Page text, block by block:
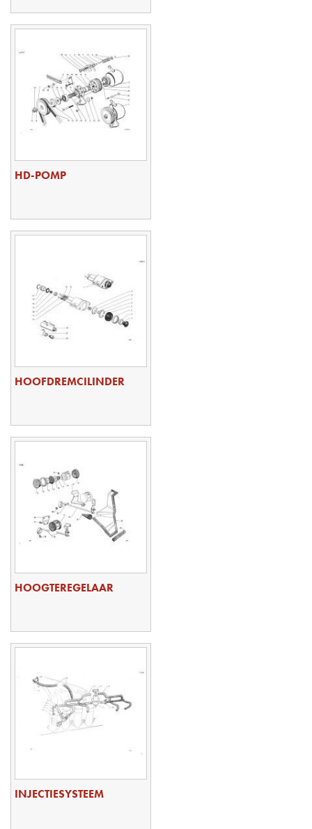
HD-POMP
HOOFDREMCILINDER
HOOGTEREGELAAR
INJECTIESYSTEEM